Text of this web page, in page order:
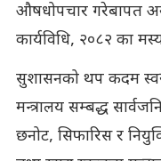
औषधोपचार गरेबापत
कार्यविधि, २०८२ का
सुशासनको थप कदम
मन्त्रालय सम्बद्ध
छनोट, सिफारिस र